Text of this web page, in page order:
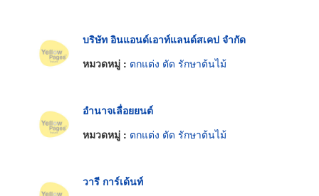
บริษัท อินแอนด์เอาท์แลนด์สเคป จำกัด
หมวดหมู่ : ตกแต่ง ตัด รักษาต้นไม้
อำนาจเลื่อยยนต์
หมวดหมู่ : ตกแต่ง ตัด รักษาต้นไม้
วารี การ์เด้นท์